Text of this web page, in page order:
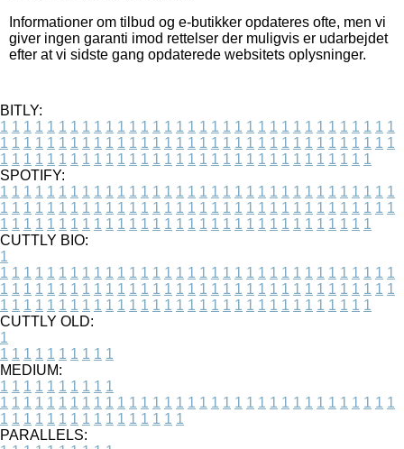
Informationer om tilbud og e-butikker opdateres ofte, men vi
giver ingen garanti imod rettelser der muligvis er udarbejdet
efter at vi sidste gang opdaterede websitets oplysninger.
BITLY:
1 1 1 1 1 1 1 1 1 1 1 1 1 1 1 1 1 1 1 1 1 1 1 1 1 1 1 1 1 1 1 1 1 1
1 1 1 1 1 1 1 1 1 1 1 1 1 1 1 1 1 1 1 1 1 1 1 1 1 1 1 1 1 1 1 1 1 1
1 1 1 1 1 1 1 1 1 1 1 1 1 1 1 1 1 1 1 1 1 1 1 1 1 1 1 1 1 1 1 1
SPOTIFY:
1 1 1 1 1 1 1 1 1 1 1 1 1 1 1 1 1 1 1 1 1 1 1 1 1 1 1 1 1 1 1 1 1 1
1 1 1 1 1 1 1 1 1 1 1 1 1 1 1 1 1 1 1 1 1 1 1 1 1 1 1 1 1 1 1 1 1 1
1 1 1 1 1 1 1 1 1 1 1 1 1 1 1 1 1 1 1 1 1 1 1 1 1 1 1 1 1 1 1 1
CUTTLY BIO:
1
1 1 1 1 1 1 1 1 1 1 1 1 1 1 1 1 1 1 1 1 1 1 1 1 1 1 1 1 1 1 1 1 1 1
1 1 1 1 1 1 1 1 1 1 1 1 1 1 1 1 1 1 1 1 1 1 1 1 1 1 1 1 1 1 1 1 1 1
1 1 1 1 1 1 1 1 1 1 1 1 1 1 1 1 1 1 1 1 1 1 1 1 1 1 1 1 1 1 1 1
CUTTLY OLD:
1
1 1 1 1 1 1 1 1 1 1
MEDIUM:
1 1 1 1 1 1 1 1 1 1
1 1 1 1 1 1 1 1 1 1 1 1 1 1 1 1 1 1 1 1 1 1 1 1 1 1 1 1 1 1 1 1 1 1
1 1 1 1 1 1 1 1 1 1 1 1 1 1 1 1
PARALLELS: